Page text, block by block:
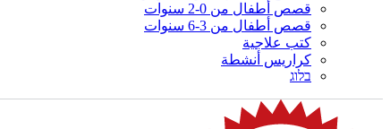
قصص أطفال من 0-2 سنوات
قصص أطفال من 3-6 سنوات
كتب علاجية
كراريس أنشطة
בלוג